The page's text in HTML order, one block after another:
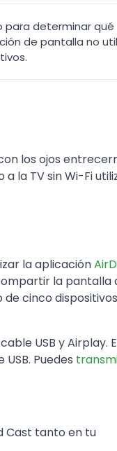
para determinar qué
de pantalla no
los ojos
la TV sin Wi-Fi
la aplicación
la pantalla
cinco
USB y Airplay.
Puedes
Cast tanto en tu